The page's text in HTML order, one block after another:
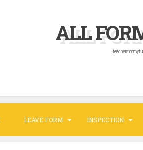
ALL
teachers
LEAVE FORM INSPECTION